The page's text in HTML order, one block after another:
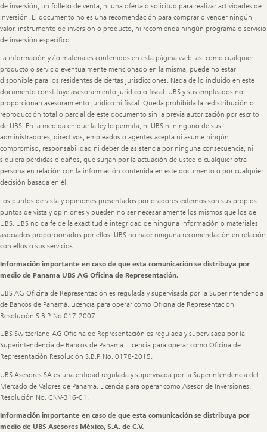
de inversión, un folleto de venta, ni una oferta o solicitud para realizar actividades de
inversión. El documento no es una recomendación para comprar o vender ningún
valor, instrumento de inversión o producto, ni recomienda ningún programa o servicio
de inversión específico.
La información y / o materiales contenidos en esta página web, así como cualquier
producto o servicio eventualmente mencionado en la misma, puede no estar
disponible para los residentes de ciertas jurisdicciones. Nada de lo incluido en este
documento constituye asesoramiento jurídico o fiscal. UBS y sus empleados no
proporcionan asesoramiento jurídico ni fiscal. Queda prohibida la redistribución o
reproducción total o parcial de este documento sin la previa autorización por escrito
de UBS. En la medida en que la ley lo permita, ni UBS ni ninguno de sus
administradores, directivos, empleados o agentes acepta ni asume ningún
compromiso, responsabilidad ni deber de asistencia por ninguna consecuencia, ni
siquiera pérdidas o daños, que surjan por la actuación de usted o cualquier otra
persona en relación con la información contenida en este documento o por cualquier
decisión basada en él.
Los puntos de vista y opiniones presentados por oradores externos son sus propios
puntos de vista y opiniones y pueden no ser necesariamente los mismos que los de
UBS. UBS no da fe de la exactitud e integridad de ninguna información o materiales
asociados proporcionados por ellos. UBS no hace ninguna recomendación en relación
con ellos o sus servicios.
Información importante en caso de que esta comunicación se distribuya por
medio de Panama UBS AG Oficina de Representación.
UBS AG Oficina de Representación es regulada y supervisada por la Superintendencia
de Bancos de Panamá. Licencia para operar como Oficina de Representación
Resolución S.B.P. No 017-2007.
UBS Switzerland AG Oficina de Representación es regulada y supervisada por la
Superintendencia de Bancos de Panamá. Licencia para operar como Oficina de
Representación Resolución S.B.P. No. 0178-2015.
UBS Asesores SA es una entidad regulada y supervisada por la Superintendencia del
Mercado de Valores de Panamá. Licencia para operar como Asesor de Inversiones.
Resolución No. CNV-316-01.
Información importante en caso de que esta comunicación se distribuya por
medio de UBS Asesores México, S.A. de C.V.